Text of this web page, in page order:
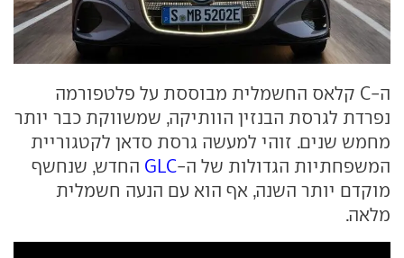
ה-C קלאס החשמלית מבוססת על פלטפורמה
נפרדת לגרסת הבנזין הוותיקה, שמשווקת כבר יותר
מחמש שנים. זוהי למעשה גרסת סדאן לקטגוריית
המשפחתיות הגדולות של ה-GLC החדש, שנחשף
מוקדם יותר השנה, אף הוא עם הנעה חשמלית
מלאה.